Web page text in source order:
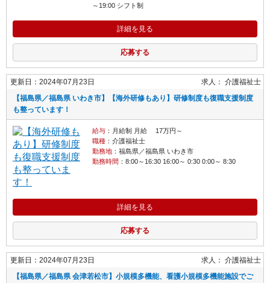
～19:00 シフト制
詳細を見る
応募する
更新日：2024年07月23日 求人： 介護福祉士
【福島県／福島県 いわき市】【海外研修もあり】研修制度も復職支援制度
も整っています！
給与：月給制 月給 17万円～
職種：介護福祉士
勤務地：福島県／福島県 いわき市
勤務時間 ：8:00～16:30 16:00～ 0:30 0:00～ 8:30
詳細を見る
応募する
更新日：2024年07月23日 求人： 介護福祉士
【福島県／福島県 会津若松市】小規模多機能、看護小規模多機能施設でご